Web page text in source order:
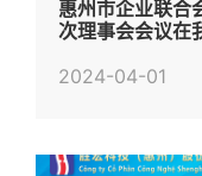
惠州市企业联合
次理事会会议在
2024-04-01